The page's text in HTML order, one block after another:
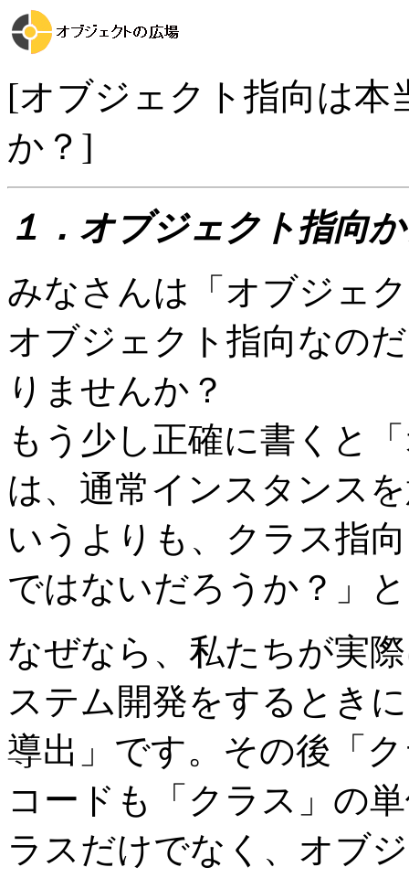
[オブジェクト指向は本
か？]
１．オブジェクト指向
みなさんは「オブジェ
オブジェクト指向なの
りませんか？
もう少し正確に書くと
は、通常インスタンス
いうよりも、クラス指
ではないだろうか？」
なぜなら、私たちが実
ステム開発をするとき
導出」です。その後「
コードも「クラス」の
ラスだけでなく、オブ